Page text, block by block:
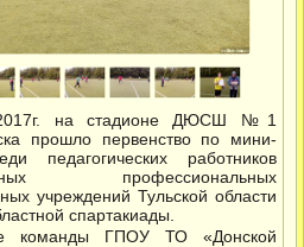
на стадионе ДЮСШ №1
прошло первенство по мини-
педагогических работников
профессиональных
учреждений Тульской области
спартакиады.
команды ГПОУ ТО «Донской